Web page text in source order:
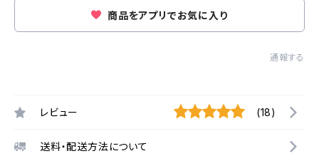
商品をアプリでお気に入り
通報する
レビュー (18)
送料・配送方法について